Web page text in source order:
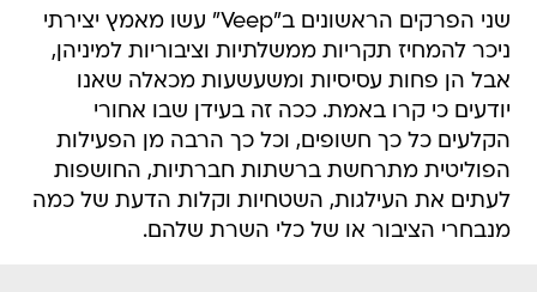
שני הפרקים הראשונים ב"Veep" עשו מאמץ יצירתי
ניכר להמחיז תקריות ממשלתיות וציבוריות למיניהן,
אבל הן פחות עסיסיות ומשעשעות מכאלה שאנו
יודעים כי קרו באמת. ככה זה בעידן שבו אחורי
הקלעים כל כך חשופים, וכל כך הרבה מן הפעילות
הפוליטית מתרחשת ברשתות חברתיות, החושפות
לעתים את העילגות, השטחיות וקלות הדעת של כמה
מנבחרי הציבור או של כלי השרת שלהם.